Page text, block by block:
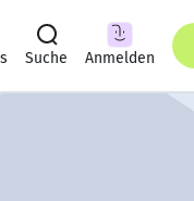
Suche Anmelden